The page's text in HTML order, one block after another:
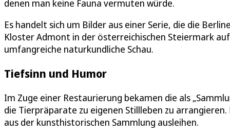
denen man keine Fauna vermuten würde.
Es handelt sich um Bilder aus einer Serie, die die
Kloster Admont in der österreichischen Steiermark
umfangreiche naturkundliche Schau.
Tiefsinn und Humor
Im Zuge einer Restaurierung bekamen die als
die Tierpräparate zu eigenen Stillleben zu
aus der kunsthistorischen Sammlung ausleihen.